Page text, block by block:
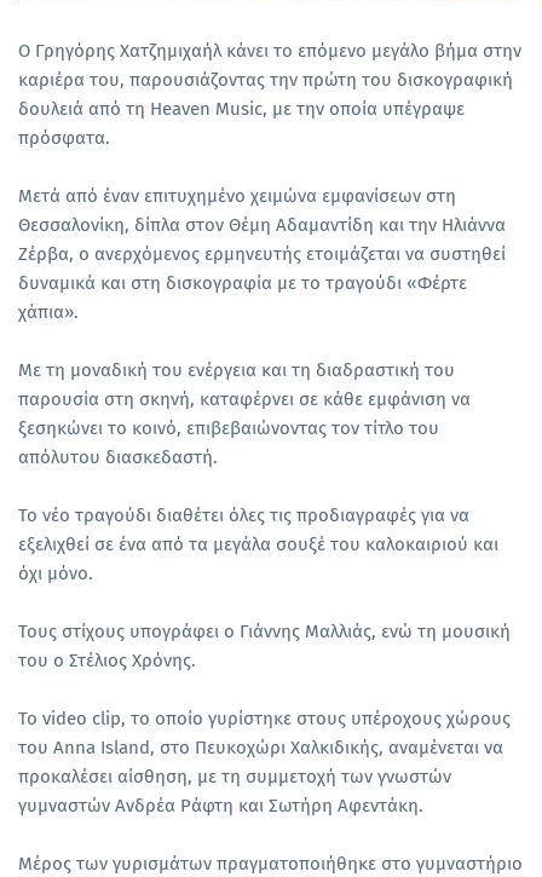
Ο Γρηγόρης Χατζημιχαήλ κάνει το επόμενο μεγάλο βήμα στην
καριέρα του, παρουσιάζοντας την πρώτη του δισκογραφική
δουλειά από τη Heaven Music, με την οποία υπέγραψε
πρόσφατα.
Μετά από έναν επιτυχημένο χειμώνα εμφανίσεων στη
Θεσσαλονίκη, δίπλα στον Θέμη Αδαμαντίδη και την Ηλιάννα
Ζέρβα, ο ανερχόμενος ερμηνευτής ετοιμάζεται να συστηθεί
δυναμικά και στη δισκογραφία με το τραγούδι «Φέρτε
χάπια».
Με τη μοναδική του ενέργεια και τη διαδραστική του
παρουσία στη σκηνή, καταφέρνει σε κάθε εμφάνιση να
ξεσηκώνει το κοινό, επιβεβαιώνοντας τον τίτλο του
απόλυτου διασκεδαστή.
Το νέο τραγούδι διαθέτει όλες τις προδιαγραφές για να
εξελιχθεί σε ένα από τα μεγάλα σουξέ του καλοκαιριού και
όχι μόνο.
Τους στίχους υπογράφει ο Γιάννης Μαλλιάς, ενώ τη μουσική
του ο Στέλιος Χρόνης.
Το video clip, το οποίο γυρίστηκε στους υπέροχους χώρους
του Αnna Island, στο Πευκοχώρι Χαλκιδικής, αναμένεται να
προκαλέσει αίσθηση, με τη συμμετοχή των γνωστών
γυμναστών Ανδρέα Ράφτη και Σωτήρη Αφεντάκη.
Μέρος των γυρισμάτων πραγματοποιήθηκε στο γυμναστήριο